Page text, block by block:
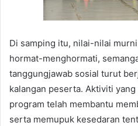
Di samping itu, nilai-nilai
hormat-menghormati,
tanggungjawab sosial turut
kalangan peserta. Aktiviti
program telah membantu
serta memupuk kesedaran